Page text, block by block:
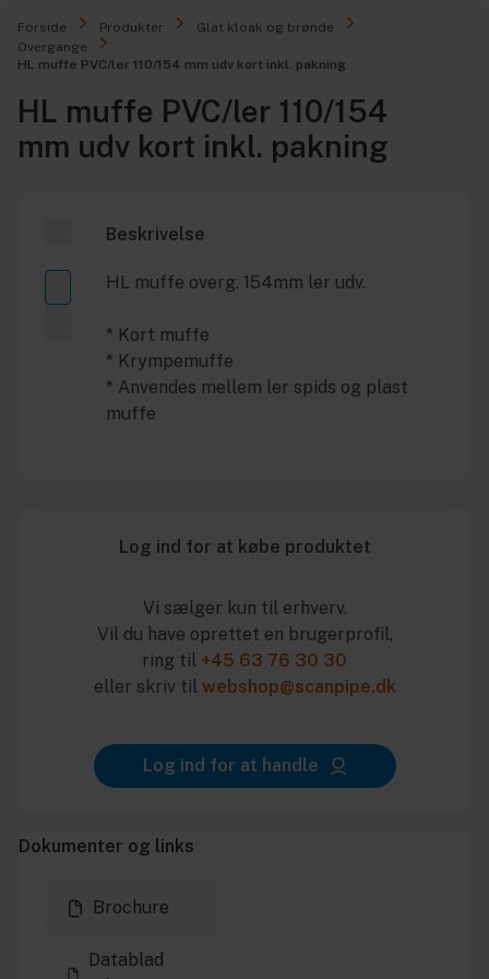
Forside Produkter
Glat kloak og brønde
Overgange
HL muffe PVC/ler 110/154 mm udv kort inkl. pakning
HL muffe PVC/ler 110/154
mm udv kort inkl. pakning
Beskrivelse
HL muffe overg. 154mm ler udv.
* Kort muffe
* Krympemuffe
* Anvendes mellem ler spids og plast
muffe
Log ind for at købe produktet
Vi sælger kun til erhverv.
Vil du have oprettet en brugerprofil,
ring til +45 63 76 30 30
eller skriv til webshop@scanpipe.dk
Log ind for at handle
Dokumenter og links
Brochure
Datablad